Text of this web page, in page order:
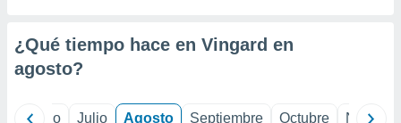
1199
¿Qué tiempo hace en Vingard en
agosto?
Junio Julio Agosto Septiembre Octubre